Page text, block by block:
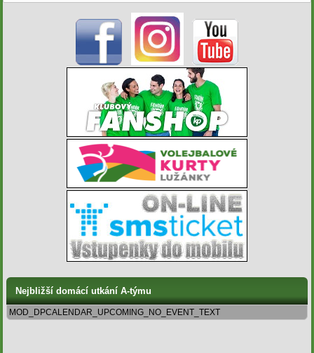
Nejbližší domácí utkání A-týmu
MOD_DPCALENDAR_UPCOMING_NO_EVENT_TEXT